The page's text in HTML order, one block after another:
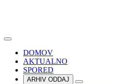
DOMOV
AKTUALNO
SPORED
ARHIV ODDAJ